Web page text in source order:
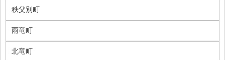
秩父別町
雨竜町
北竜町